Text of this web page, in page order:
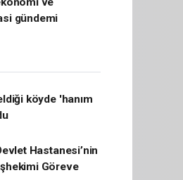
gündemi
köyde 'hanım
Hastanesi’nin
Göreve